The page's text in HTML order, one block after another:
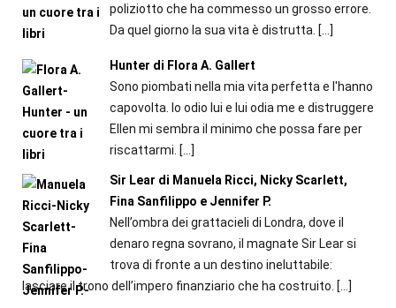
poliziotto che ha commesso un grosso errore.
Da quel giorno la sua vita è distrutta. […]
Hunter di Flora A. Gallert
Sono piombati nella mia vita perfetta e l'hanno
capovolta. Io odio lui e lui odia me e distruggere
Ellen mi sembra il minimo che possa fare per
riscattarmi. […]
Sir Lear di Manuela Ricci, Nicky Scarlett,
Fina Sanfilippo e Jennifer P.
Nell’ombra dei grattacieli di Londra, dove il
denaro regna sovrano, il magnate Sir Lear si
trova di fronte a un destino ineluttabile:
lasciare il trono dell’impero finanziario che ha costruito. […]